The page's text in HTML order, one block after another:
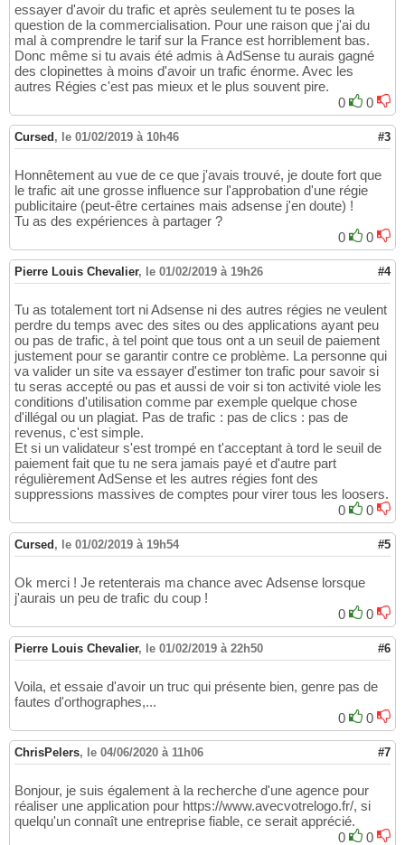
essayer d'avoir du trafic et après seulement tu te poses la
question de la commercialisation. Pour une raison que j'ai du
mal à comprendre le tarif sur la France est horriblement bas.
Donc même si tu avais été admis à AdSense tu aurais gagné
des clopinettes à moins d'avoir un trafic énorme. Avec les
autres Régies c'est pas mieux et le plus souvent pire.
0
0
Cursed , le 01/02/2019 à 10h46 #3
Honnêtement au vue de ce que j'avais trouvé, je doute fort que
le trafic ait une grosse influence sur l'approbation d'une régie
publicitaire (peut-être certaines mais adsense j'en doute) !
Tu as des expériences à partager ?
0
0
Pierre Louis Chevalier, le 01/02/2019 à 19h26 #4
Tu as totalement tort ni Adsense ni des autres régies ne veulent
perdre du temps avec des sites ou des applications ayant peu
ou pas de trafic, à tel point que tous ont a un seuil de paiement
justement pour se garantir contre ce problème. La personne qui
va valider un site va essayer d'estimer ton trafic pour savoir si
tu seras accepté ou pas et aussi de voir si ton activité viole les
conditions d'utilisation comme par exemple quelque chose
d'illégal ou un plagiat. Pas de trafic : pas de clics : pas de
revenus, c'est simple.
Et si un validateur s'est trompé en t'acceptant à tord le seuil de
paiement fait que tu ne sera jamais payé et d'autre part
régulièrement AdSense et les autres régies font des
suppressions massives de comptes pour virer tous les loosers.
0
0
Cursed , le 01/02/2019 à 19h54 #5
Ok merci ! Je retenterais ma chance avec Adsense lorsque
j'aurais un peu de trafic du coup !
0
0
Pierre Louis Chevalier, le 01/02/2019 à 22h50 #6
Voila, et essaie d'avoir un truc qui présente bien, genre pas de
fautes d'orthographes,...
0
0
ChrisPelers, le 04/06/2020 à 11h06 #7
Bonjour, je suis également à la recherche d'une agence pour
réaliser une application pour https://www.avecvotrelogo.fr/, si
quelqu'un connaît une entreprise fiable, ce serait apprécié.
0
0